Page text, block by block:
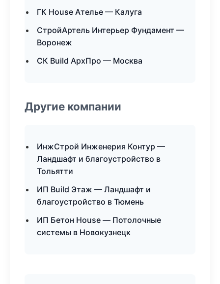
ГК House Ателье — Калуга
СтройАртель Интерьер Фундамент —
Воронеж
СК Build АрхПро — Москва
Другие компании
ИнжСтрой Инженерия Контур —
Ландшафт и благоустройство в
Тольятти
ИП Build Этаж — Ландшафт и
благоустройство в Тюмень
ИП Бетон House — Потолочные
системы в Новокузнецк